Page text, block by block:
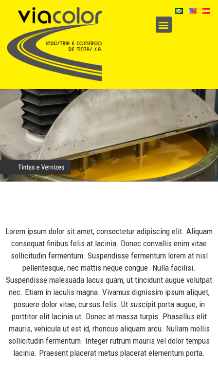
Lorem ipsum dolor sit amet, consectetur adipiscing elit. Aliquam
consequat finibus felis at lacinia. Donec convallis enim vitae
sollicitudin fermentum. Suspendisse fermentum lorem at nisl
pellentesque, nec mattis neque congue. Nulla facilisi.
Suspendisse malesuada lacus quam, ut tincidunt augue volutpat
nec. Etiam in iaculis magna. Vivamus dignissim ipsum aliquet,
posuere dolor vitae, cursus felis. Ut suscipit porta augue, in
porttitor elit lacinia ut. Donec at massa turpis. Phasellus elit
mauris, vehicula ut est id, rhoncus aliquam arcu. Nullam mollis
sollicitudin fermentum. Integer rutrum mauris vel dolor tempus
lacinia. Praesent placerat metus placerat elementum porta.